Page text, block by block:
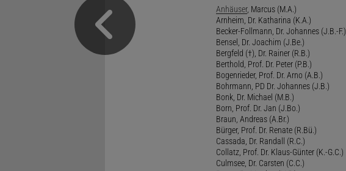
Anhäuser, Marcus (M.A.)
Arnheim, Dr. Katharina (K.A.)
Becker-Follmann, Dr. Johannes (J.B.-F.)
Bensel, Dr. Joachim (J.Be.)
Bergfeld (†), Dr. Rainer (R.B.)
Berthold, Prof. Dr. Peter (P.B.)
Bogenrieder, Prof. Dr. Arno (A.B.)
Bohrmann, PD Dr. Johannes (J.B.)
Bonk, Dr. Michael (M.B.)
Born, Prof. Dr. Jan (J.Bo.)
Braun, Andreas (A.Br.)
Bürger, Prof. Dr. Renate (R.Bü.)
Cassada, Dr. Randall (R.C.)
Collatz, Prof. Dr. Klaus-Günter (K.-G.C.)
Culmsee, Dr. Carsten (C.C.)